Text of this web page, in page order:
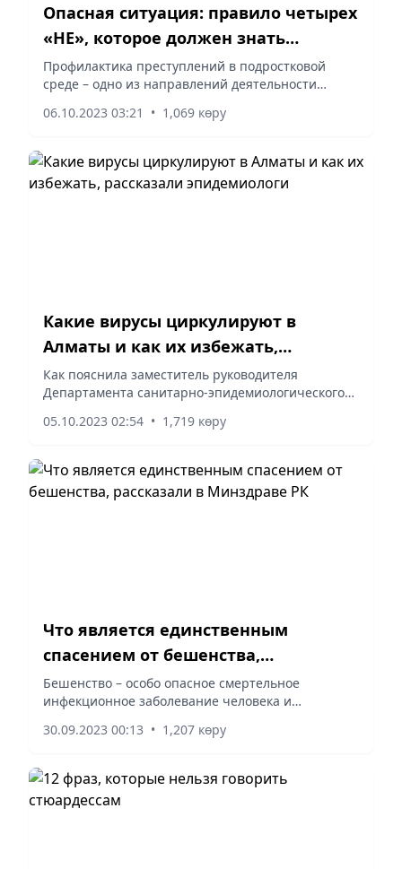
Опасная ситуация: правило четырех
«НЕ», которое должен знать
каждый подросток
Профилактика преступлений в подростковой
среде – одно из направлений деятельности
года в Павлодарской области за каждой
06.10.2023 03:21 • 1,069 көру
Какие вирусы циркулируют в
Алматы и как их избежать,
рассказали эпидемиологи
Как пояснила заместитель руководителя
Департамента санитарно-эпидемиологического
респираторные вирусные инфекции (ОРВИ) –
05.10.2023 02:54 • 1,719 көру
Что является единственным
спасением от бешенства,
рассказали в Минздраве РК
Бешенство – особо опасное смертельное
инфекционное заболевание человека и
30.09.2023 00:13 • 1,207 көру